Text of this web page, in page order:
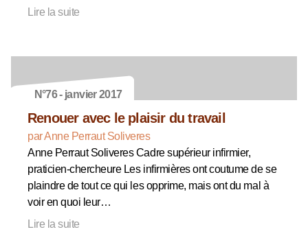
Lire la suite
N°76 - janvier 2017
Renouer avec le plaisir du travail
par Anne Perraut Soliveres
Anne Perraut Soliveres Cadre supérieur infirmier,
praticien-chercheure Les infirmières ont coutume de se
plaindre de tout ce qui les opprime, mais ont du mal à
voir en quoi leur…
Lire la suite